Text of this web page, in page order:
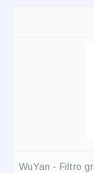
WuYan - Filtro